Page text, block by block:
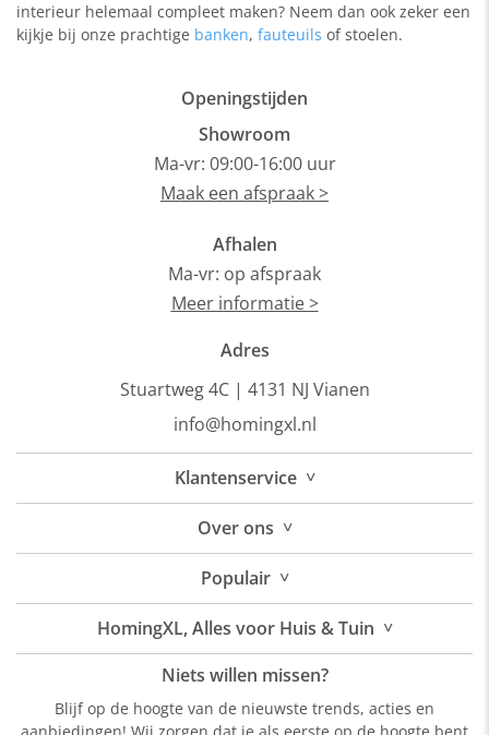
interieur helemaal compleet maken? Neem dan ook zeker een
kijkje bij onze prachtige banken, fauteuils of stoelen.
Openingstijden
Showroom
Ma-vr: 09:00-16:00 uur
Maak een afspraak >
Afhalen
Ma-vr: op afspraak
Meer informatie >
Adres
Stuartweg 4C | 4131 NJ Vianen
info@homingxl.nl
Klantenservice ˅
Overons ˅
Populair ˅
HomingXL, Alles voor Huis & Tuin ˅
Niets willen missen?
Blijf op de hoogte van de nieuwste trends, acties en